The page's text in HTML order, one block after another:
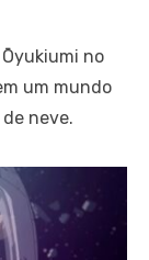
no
um mundo
neve.